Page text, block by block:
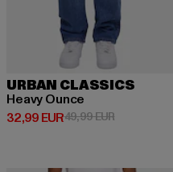
URBAN CLASSICS
Heavy Ounce
32,99 EUR
Derzeitiger Preis: 32,99 EUR
49,99 EUR